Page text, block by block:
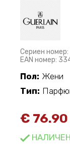
Сериен номер:
EAN номер:
Пол: Жени
Тип:
€ 76.90
НАЛИЧЕН